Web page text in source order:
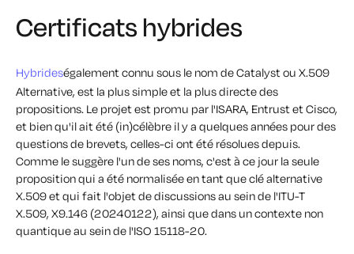
Certificats hybrides
Hybrideségalement connu sous le nom de Catalyst ou X.509
Alternative, est la plus simple et la plus directe des
propositions. Le projet est promu par l'ISARA, Entrust et Cisco,
et bien qu'il ait été (in)célèbre il y a quelques années pour des
questions de brevets, celles-ci ont été résolues depuis.
Comme le suggère l'un de ses noms, c'est à ce jour la seule
proposition qui a été normalisée en tant que clé alternative
X.509 et qui fait l'objet de discussions au sein de l'ITU-T
X.509, X9.146 (20240122), ainsi que dans un contexte non
quantique au sein de l'ISO 15118-20.